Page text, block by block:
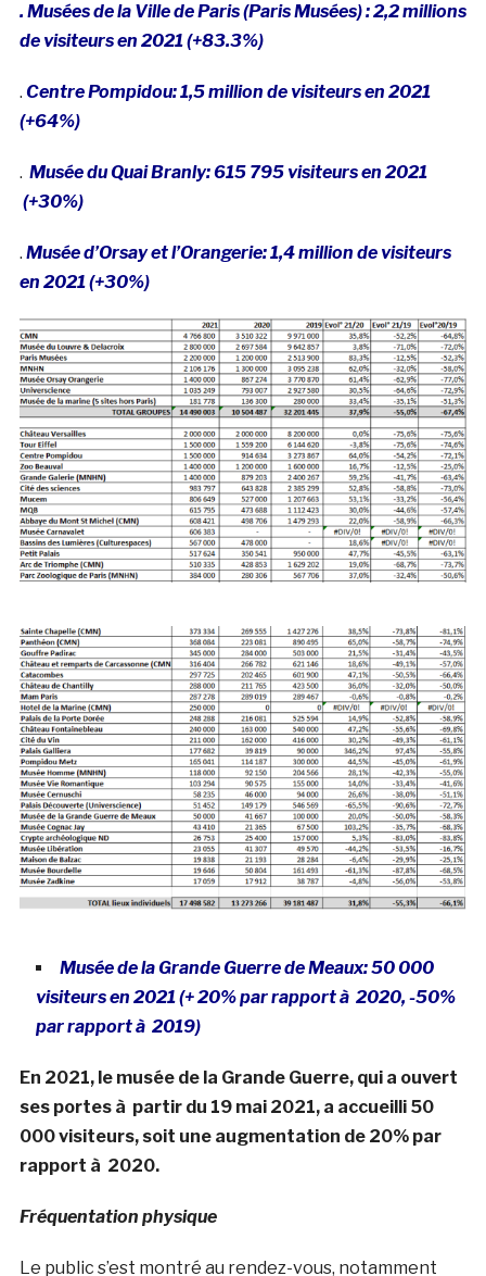
. Musées de la Ville de Paris (Paris Musées) :2,2 millions
de visiteurs en 2021 (+83.3%)
. Centre Pompidou: 1,5 million de visiteurs en 2021
(+64%)
. Musée du Quai Branly: 615 795 visiteurs en 2021
(+30%)
. Musée d’Orsay et l’Orangerie: 1,4 million de visiteurs
en 2021 (+30%)
Musée de la Grande Guerre de Meaux: 50 000
visiteurs en 2021 (+ 20% par rapport à 2020, -50%
par rapport à 2019)
En 2021, le musée de la Grande Guerre, qui a ouvert
ses portes à partir du 19 mai 2021, a accueilli 50
000 visiteurs, soit une augmentation de 20% par
rapport à 2020.
Fréquentation physique
Le public s’est montré au rendez-vous, notamment